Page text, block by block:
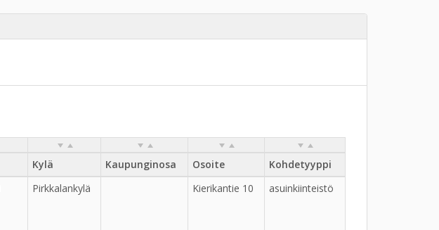
Kylä Kaupunginosa Osoite Kohdetyyppi
Pirkkalankylä Kierikantie 10 asuinkiinteistö